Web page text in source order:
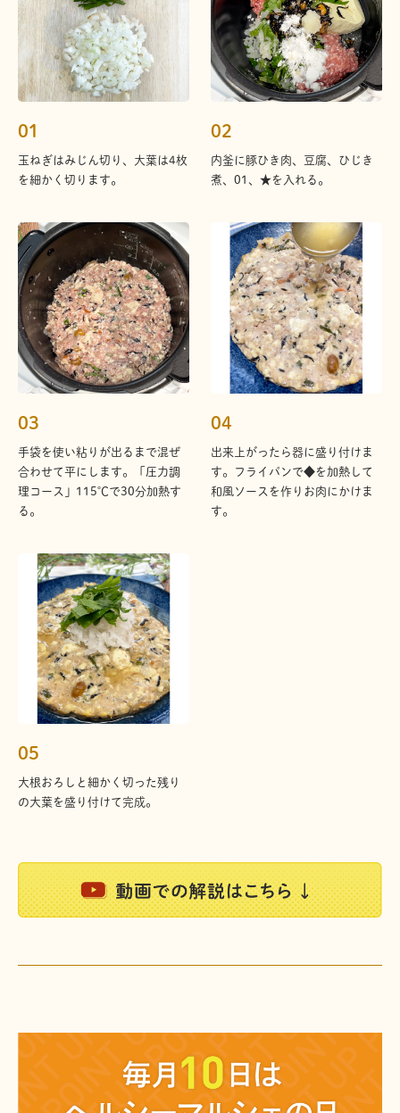
01
玉ねぎはみじん切り、大葉は4枚
を細かく切ります。
02
内釜に豚ひき肉、豆腐、ひじき
煮、01、★を入れる。
03
手袋を使い粘りが出るまで混ぜ
合わせて平にします。「圧力調
理コース」115℃で30分加熱す
る。
04
出来上がったら器に盛り付けま
す。フライパンで◆を加熱して
和風ソースを作りお肉にかけま
す。
05
大根おろしと細かく切った残り
の大葉を盛り付けて完成。